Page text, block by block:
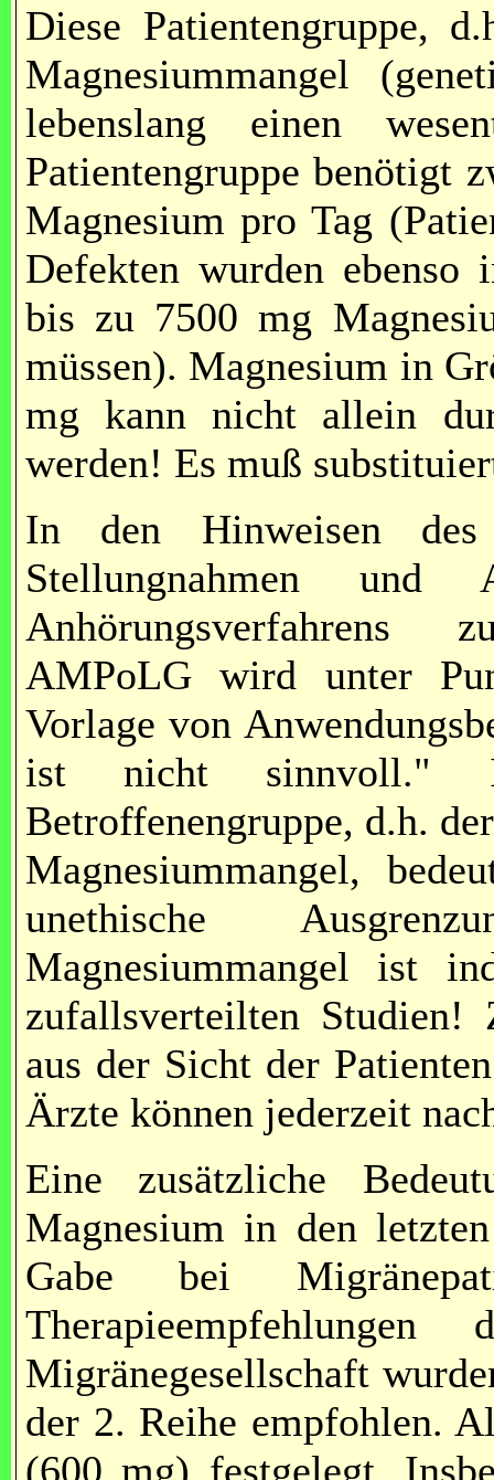
Diese Patientengruppe,
Magnesiummangel
lebenslang einen
Patientengruppe benötigt
Magnesium pro Tag
Defekten wurden
bis zu 7500 mg
müssen). Magnesium in
mg kann nicht allein
werden! Es muß
In den Hinweisen
Stellungnahmen
Anhörungsverfahrens
AMPoLG wird unter
Vorlage von
ist nicht sinnvoll."
Betroffenengruppe, d.h.
Magnesiummangel,
unethische
Magnesiummangel ist
zufallsverteilten Studien!
aus der Sicht der
Ärzte können jederzeit
Eine zusätzliche
Magnesium in den
Gabe bei
Migränegesellschaft
der 2. Reihe empfohlen.
(600 mg) festgelegt.